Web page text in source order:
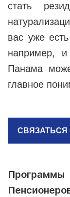
стать
вас уже
например,
Панама
главное
СВЯЗАТЬСЯ